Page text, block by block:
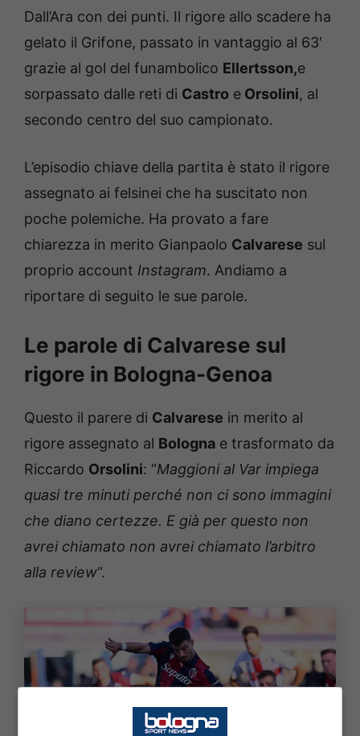
Dall’Ara con dei punti. Il rigore allo scadere ha
gelato il Grifone, passato in vantaggio al 63′
grazie al gol del funambolico Ellertsson,e
sorpassato dalle reti di Castro e Orsolini, al
secondo centro del suo campionato.
L’episodio chiave della partita è stato il rigore
assegnato ai felsinei che ha suscitato non
poche polemiche. Ha provato a fare
chiarezza in merito Gianpaolo Calvarese sul
proprio account Instagram. Andiamo a
riportare di seguito le sue parole.
Le parole di Calvarese sul
rigore in Bologna-Genoa
Questo il parere di Calvarese in merito al
rigore assegnato al Bologna e trasformato da
Riccardo Orsolini: “Maggioni al Var impiega
quasi tre minuti perché non ci sono immagini
che diano certezze. E già per questo non
avrei chiamato non avrei chiamato l’arbitro
alla review“.